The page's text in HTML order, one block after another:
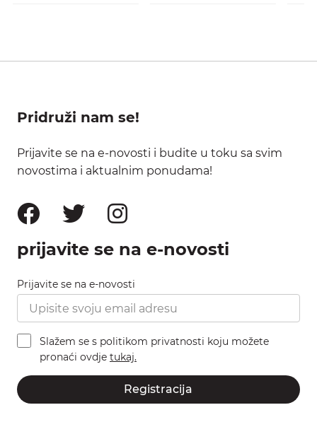
Pridruži nam se!
Prijavite se na e-novosti i budite u toku sa svim
novostima i aktualnim ponudama!
prijavite se na e-novosti
Prijavite se na e-novosti
Slažem se s politikom privatnosti koju možete
pronaći ovdje tukaj.
Registracija